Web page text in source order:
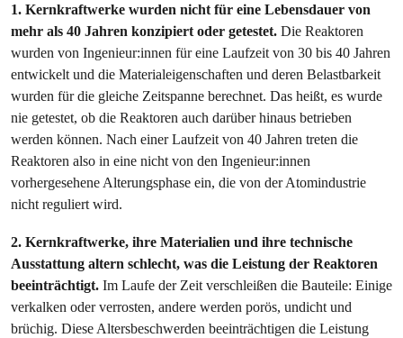
1. Kernkraftwerke wurden nicht für eine Lebensdauer von
mehr als 40 Jahren konzipiert oder getestet. Die Reaktoren
wurden von Ingenieur:innen für eine Laufzeit von 30 bis 40 Jahren
entwickelt und die Materialeigenschaften und deren Belastbarkeit
wurden für die gleiche Zeitspanne berechnet. Das heißt, es wurde
nie getestet, ob die Reaktoren auch darüber hinaus betrieben
werden können. Nach einer Laufzeit von 40 Jahren treten die
Reaktoren also in eine nicht von den Ingenieur:innen
vorhergesehene Alterungsphase ein, die von der Atomindustrie
nicht reguliert wird.
2. Kernkraftwerke, ihre Materialien und ihre technische
Ausstattung altern schlecht, was die Leistung der Reaktoren
beeinträchtigt. Im Laufe der Zeit verschleißen die Bauteile: Einige
verkalken oder verrosten, andere werden porös, undicht und
brüchig. Diese Altersbeschwerden beeinträchtigen die Leistung